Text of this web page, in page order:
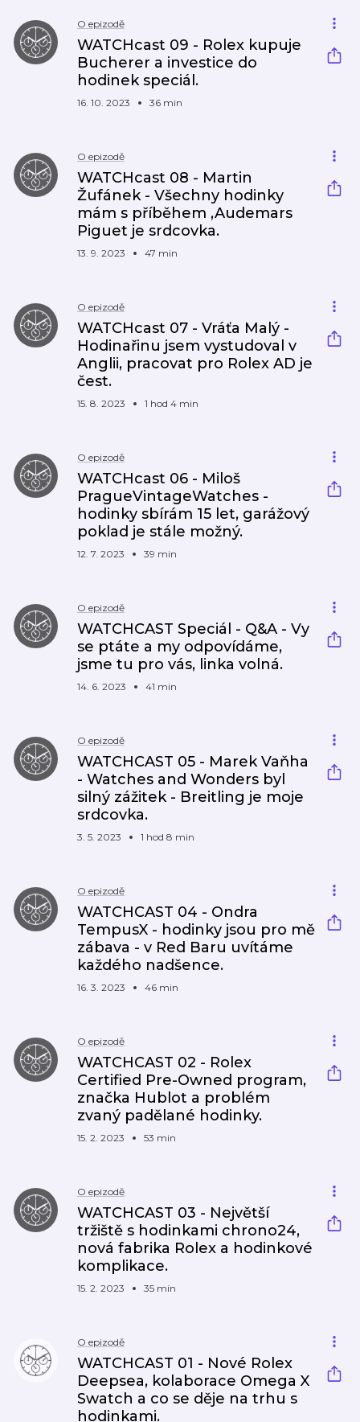
O epizodě
WATCHcast 09 - Rolex kupuje
Bucherer a investice do
hodinek speciál.
16. 10. 2023 36 min
O epizodě
WATCHcast 08 - Martin
Žufánek - Všechny hodinky
mám s příběhem ,Audemars
Piguet je srdcovka.
13. 9. 2023 47 min
O epizodě
WATCHcast 07 - Vráťa Malý -
Hodinařinu jsem vystudoval v
Anglii, pracovat pro Rolex AD je
čest.
15. 8. 2023 1 hod 4 min
O epizodě
WATCHcast 06 - Miloš
PragueVintageWatches -
hodinky sbírám 15 let, garážový
poklad je stále možný.
12. 7. 2023 39 min
O epizodě
WATCHCAST Speciál - Q&A - Vy
se ptáte a my odpovídáme,
jsme tu pro vás, linka volná.
14. 6. 2023 41 min
O epizodě
WATCHCAST 05 - Marek Vaňha
- Watches and Wonders byl
silný zážitek - Breitling je moje
srdcovka.
3. 5. 2023 1 hod 8 min
O epizodě
WATCHCAST 04 - Ondra
TempusX - hodinky jsou pro mě
zábava - v Red Baru uvítáme
každého nadšence.
16. 3. 2023 46 min
O epizodě
WATCHCAST 02 - Rolex
Certified Pre-Owned program,
značka Hublot a problém
zvaný padělané hodinky.
15. 2. 2023 53 min
O epizodě
WATCHCAST 03 - Největší
tržiště s hodinkami chrono24,
nová fabrika Rolex a hodinkové
komplikace.
15. 2. 2023 35 min
O epizodě
WATCHCAST 01 - Nové Rolex
Deepsea, kolaborace Omega X
Swatch a co se děje na trhu s
hodinkami.